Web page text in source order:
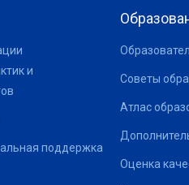
и
поддержка
Советы
Атлас
Оценка